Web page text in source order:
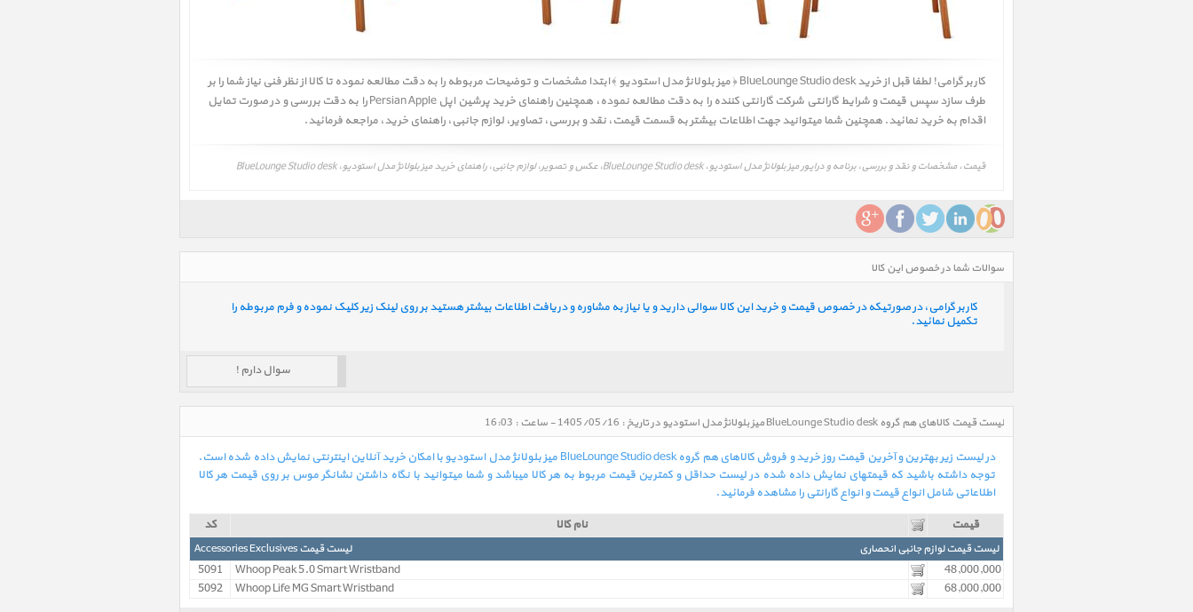
کاربر گرامی! لطفا قبل از خرید BlueLounge Studio desk ﴿ میز بلولانژ مدل استودیو ﴾ ابتدا مشخصات و توضیحات مربوطه را به دقت مطالعه نموده تا کالا از نظر فنی نیاز شما را بر
طرف سازد سپس قیمت و شرایط گارانتی شرکت گارانتی کننده را به دقت مطالعه نموده، همچنین راهنمای خرید پرشین اپل Persian Apple را به دقت بررسی و در صورت تمایل
اقدام به خرید نمائید. همچنین شما میتوانید جهت اطلاعات بیشتر به قسمت قیمت، نقد و بررسی، تصاویر، لوازم جانبی، راهنمای خرید، مراجعه فرمائید.
قیمت، مشخصات و نقد و بررسی، برنامه و درایور میز بلولانژ مدل استودیو، BlueLounge Studio desk، عکس و تصویر، لوازم جانبی، راهنمای خرید میز بلولانژ مدل استودیو، BlueLounge Studio desk
سوالات شما در خصوص این کالا
کاربر گرامی، در صورتیکه در خصوص قیمت و خرید این کالا سوالی دارید و یا نیاز به مشاوره و دریافت اطلاعات بیشتر هستید بر روی لینک زیر کلیک نموده و فرم مربوطه را
تکمیل نمائید.
سوال دارم !
لیست قیمت کالاهای هم گروه BlueLounge Studio desk میز بلولانژ مدل استودیو در تاریخ : 1405/05/16 - ساعت : 16:03
در لیست زیر بهترین و آخرین قیمت روز خرید و فروش کالاهای هم گروه BlueLounge Studio desk میز بلولانژ مدل استودیو با امکان خرید آنلاین اینترنتی نمایش داده شده است.
توجه داشته باشید که قیمتهای نمایش داده شده در لیست حداقل و کمترین قیمت مربوط به هر کالا میباشد و شما میتوانید با نگاه داشتن نشانگر موس بر روی قیمت هر کالا
اطلاعاتی شامل انواع قیمت و انواع گارانتی را مشاهده فرمائید.
کد
نام کالا قیمت
لیست قیمت Accessories Exclusives لیست قیمت لوازم جانبی انحصاری
5091 Whoop Peak 5.0 Smart Wristband
48,000,000
5092
Whoop Life MG Smart Wristband 68,000,000